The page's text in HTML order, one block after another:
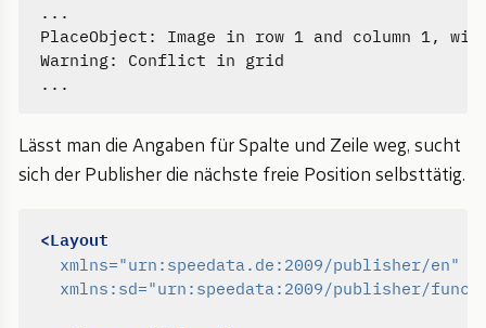
...
PlaceObject: Image in row 1 and column 1,
Warning: Conflict in grid
Lässt man die Angaben für Spalte und Zeile weg, sucht
sich der Publisher die nächste freie Position selbsttätig.
<Layout
xmlns="urn:speedata.de:2009/publisher/en"
xmlns:sd="urn:speedata:2009/publisher/